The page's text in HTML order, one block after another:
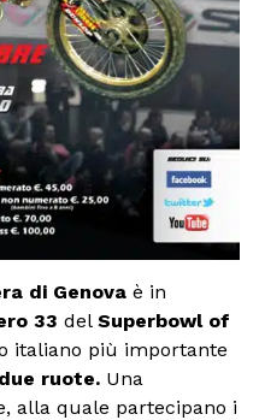
di Genova è in
33 del Superbowl of
italiano più importante
due ruote. Una
alla quale partecipano i